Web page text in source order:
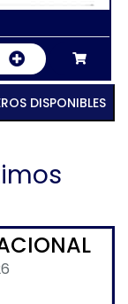
LOS NÚMEROS DISPONIBLES